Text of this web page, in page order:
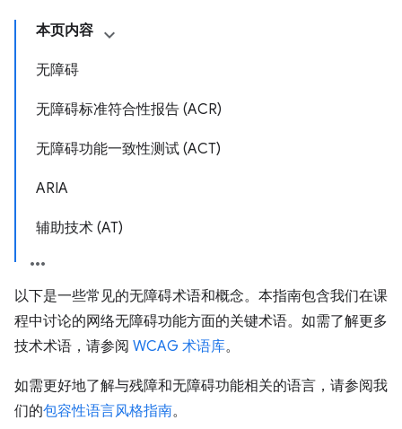
本页内容
无障碍
无障碍标准符合性报告 (ACR)
无障碍功能一致性测试 (ACT)
ARIA
辅助技术 (AT)
以下是一些常见的无障碍术语和概念。本指南包含我们在课
程中讨论的网络无障碍功能方面的关键术语。如需了解更多
技术术语，请参阅 WCAG 术语库。
如需更好地了解与残障和无障碍功能相关的语言，请参阅我
们的包容性语言风格指南。